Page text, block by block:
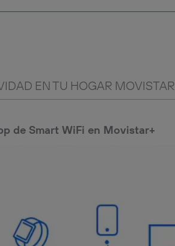
EN TU HOGAR MOVISTAR
de Smart WiFi en Movistar+